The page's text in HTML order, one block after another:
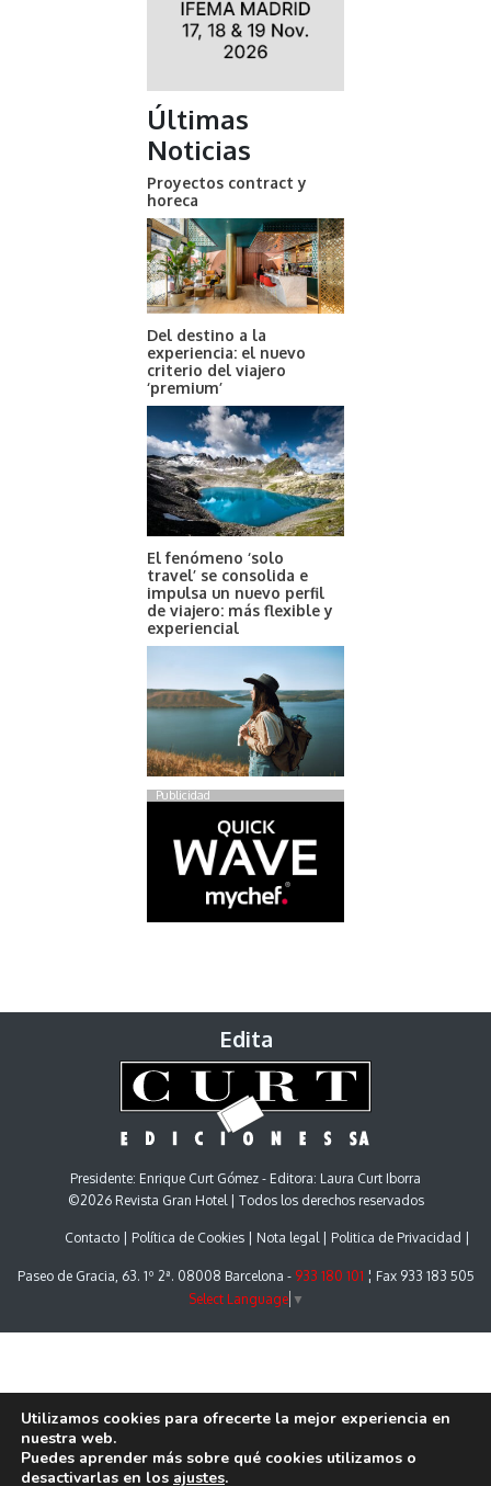
Últimas
Noticias
Proyectos contract y
horeca
Del destino a la
experiencia: el nuevo
criterio del viajero
‘premium’
El fenómeno ‘solo
travel’ se consolida e
impulsa un nuevo perfil
de viajero: más flexible y
experiencial
Publicidad
Edita
Presidente: Enrique Curt Gómez - Editora: Laura Curt Iborra
©2026 Revista Gran Hotel | Todos los derechos reservados
Contacto Política de Cookies Nota legal Politica de Privacidad
Paseo de Gracia, 63. 1º 2ª. 08008 Barcelona - 933 180 101 ¦ Fax 933 183 505
Select Language ▼
Utilizamos cookies para ofrecerte la mejor experiencia en
nuestra web.
Puedes aprender más sobre qué cookies utilizamos o
desactivarlas en los ajustes.